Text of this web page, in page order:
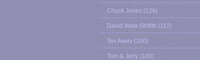
Chuck Jones (126)
David Wark Griffith (112)
Tex Avery (100)
Tom & Jerry (100)